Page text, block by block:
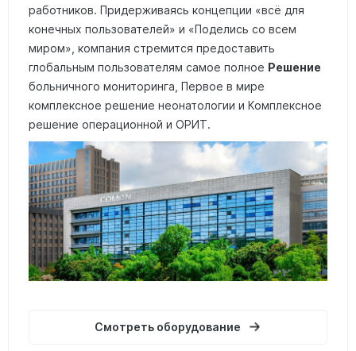
работников. Придерживаясь концепции «всё для
конечных пользователей» и «Поделись со всем
миром», компания стремится предоставить
глобальным пользователям самое полное Решение
больничного мониторинга, Первое в мире
комплексное решение неонатологии и Комплексное
решение операционной и ОРИТ.
Смотреть оборудование